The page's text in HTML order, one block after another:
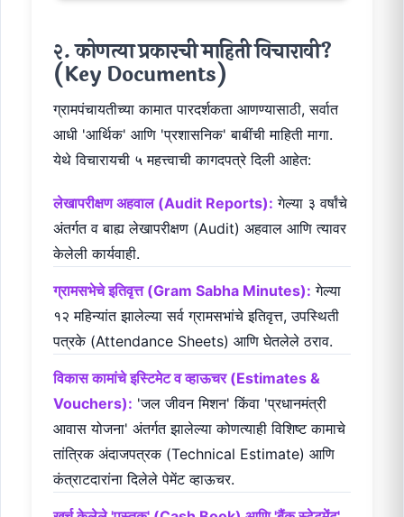
२. कोणत्या प्रकारची माहिती विचारावी?
(Key Documents)
ग्रामपंचायतीच्या कामात पारदर्शकता आणण्यासाठी, सर्वात
आधी 'आर्थिक' आणि 'प्रशासनिक' बाबींची माहिती मागा.
येथे विचारायची ५ महत्त्वाची कागदपत्रे दिली आहेत:
लेखापरीक्षण अहवाल (Audit Reports): गेल्या ३ वर्षांचे
अंतर्गत व बाह्य लेखापरीक्षण (Audit) अहवाल आणि त्यावर
केलेली कार्यवाही.
ग्रामसभेचे इतिवृत्त (Gram Sabha Minutes): गेल्या
१२ महिन्यांत झालेल्या सर्व ग्रामसभांचे इतिवृत्त, उपस्थिती
पत्रके (Attendance Sheets) आणि घेतलेले ठराव.
विकास कामांचे इस्टिमेट व व्हाऊचर (Estimates &
Vouchers): 'जल जीवन मिशन' किंवा 'प्रधानमंत्री
आवास योजना' अंतर्गत झालेल्या कोणत्याही विशिष्ट कामाचे
तांत्रिक अंदाजपत्रक (Technical Estimate) आणि
कंत्राटदारांना दिलेले पेमेंट व्हाऊचर.